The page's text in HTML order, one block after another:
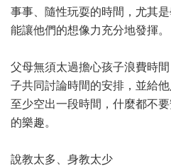
事事、隨性玩耍的時間，尤其
能讓他們的想像力充分地發揮。
父母無須太過擔心孩子浪費時
子共同討論時間的安排，並給
至少空出一段時間，什麼都不
的樂趣。
說教太多、身教太少